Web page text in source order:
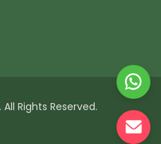
. All Rights Reserved.